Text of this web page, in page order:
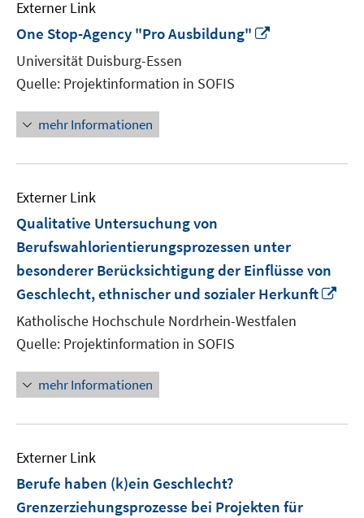
Externer Link
One Stop-Agency "Pro Ausbildung"
Universität Duisburg-Essen
Quelle: Projektinformation in SOFIS
mehr Informationen
Externer Link
Qualitative Untersuchung von
Berufswahlorientierungsprozessen unter
besonderer Berücksichtigung der Einflüsse von
Geschlecht, ethnischer und sozialer Herkunft
Katholische Hochschule Nordrhein-Westfalen
Quelle: Projektinformation in SOFIS
mehr Informationen
Externer Link
Berufe haben (k)ein Geschlecht?
Grenzerziehungsprozesse bei Projekten für